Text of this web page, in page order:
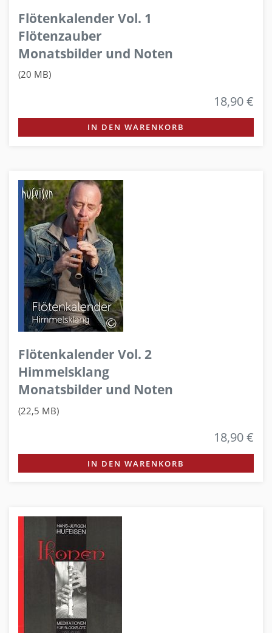
Flötenkalender Vol. 1
Flötenzauber
Monatsbilder und Noten
(20 MB)
18,90 €
IN DEN WARENKORB
Flötenkalender Vol. 2
Himmelsklang
Monatsbilder und Noten
(22,5 MB)
18,90 €
IN DEN WARENKORB